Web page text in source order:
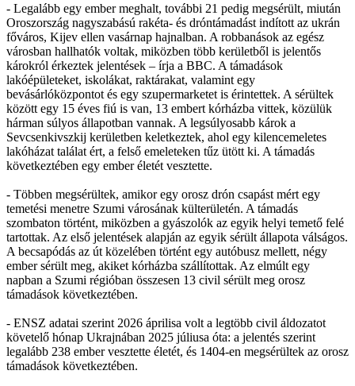
- Legalább egy ember meghalt, további 21 pedig megsérült, miután
Oroszország nagyszabású rakéta- és dróntámadást indított az ukrán
főváros, Kijev ellen vasárnap hajnalban. A robbanások az egész
városban hallhatók voltak, miközben több kerületből is jelentős
károkról érkeztek jelentések – írja a BBC. A támadások
lakóépületeket, iskolákat, raktárakat, valamint egy
bevásárlóközpontot és egy szupermarketet is érintettek. A sérültek
között egy 15 éves fiú is van, 13 embert kórházba vittek, közülük
hárman súlyos állapotban vannak. A legsúlyosabb károk a
Sevcsenkivszkij kerületben keletkeztek, ahol egy kilencemeletes
lakóházat találat ért, a felső emeleteken tűz ütött ki. A támadás
következtében egy ember életét vesztette.
- Többen megsérültek, amikor egy orosz drón csapást mért egy
temetési menetre Szumi városának külterületén. A támadás
szombaton történt, miközben a gyászolók az egyik helyi temető felé
tartottak. Az első jelentések alapján az egyik sérült állapota válságos.
A becsapódás az út közelében történt egy autóbusz mellett, négy
ember sérült meg, akiket kórházba szállítottak. Az elmúlt egy
napban a Szumi régióban összesen 13 civil sérült meg orosz
támadások következtében.
- ENSZ adatai szerint 2026 áprilisa volt a legtöbb civil áldozatot
követelő hónap Ukrajnában 2025 júliusa óta: a jelentés szerint
legalább 238 ember vesztette életét, és 1404-en megsérültek az orosz
támadások következtében.